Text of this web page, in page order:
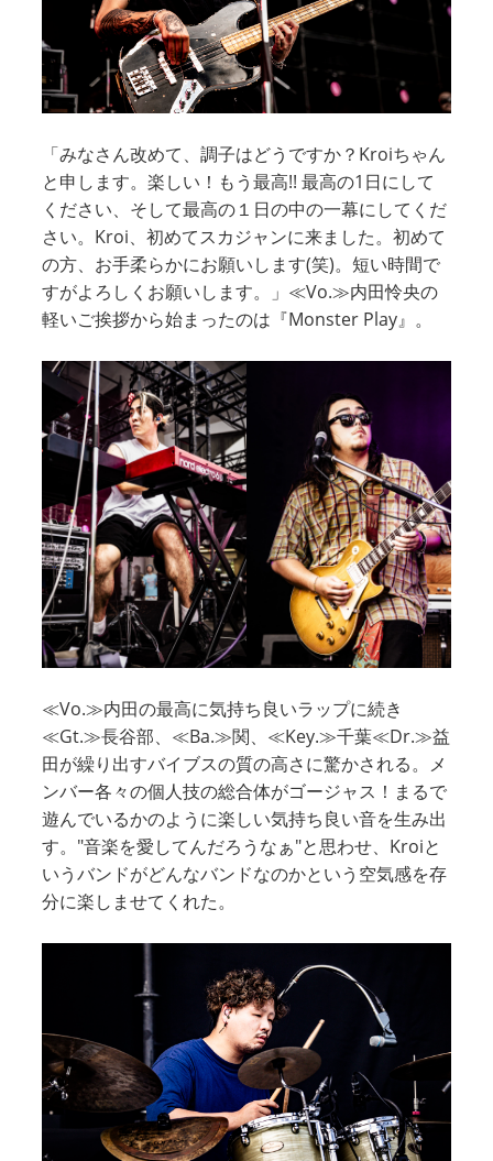
「みなさん改めて、調子はどうですか？Kroiちゃん
と申します。楽しい！もう最高!! 最高の1日にして
ください、そして最高の１日の中の一幕にしてくだ
さい。Kroi、初めてスカジャンに来ました。初めて
の方、お手柔らかにお願いします(笑)。短い時間で
すがよろしくお願いします。」≪Vo.≫内田怜央の
軽いご挨拶から始まったのは『Monster Play』。
≪Vo.≫内田の最高に気持ち良いラップに続き
≪Gt.≫長谷部、≪Ba.≫関、≪Key.≫千葉≪Dr.≫益
田が繰り出すバイブスの質の高さに驚かされる。メ
ンバー各々の個人技の総合体がゴージャス！まるで
遊んでいるかのように楽しい気持ち良い音を生み出
す。"音楽を愛してんだろうなぁ"と思わせ、Kroiと
いうバンドがどんなバンドなのかという空気感を存
分に楽しませてくれた。